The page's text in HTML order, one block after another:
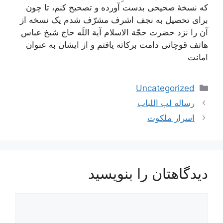
که نسخۀ صحیحى بدست آورده و تصحیح کنم، تا چون
براى تحصیل به نجف اشرف مشرّف شدم یک نسخه از
آن را نزد حضرت حجّة الاسلام آیة اللَه حاج شیخ عباس
هاتف قوچانى دامت برکاته یافتم و از ایشان به عنوان
امانت‌
دسته‌ها
Uncategorized
ناوبری
نوشته‌ها
رساله لب اللباب
اسرار ملکوت
دیدگاهتان را بنویسید